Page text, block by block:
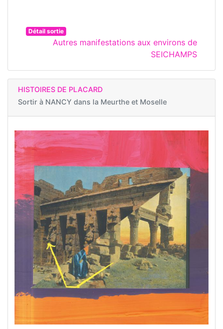
Détail sortie
Autres manifestations aux environs de
SEICHAMPS
HISTOIRES DE PLACARD
Sortir à NANCY dans la Meurthe et Moselle